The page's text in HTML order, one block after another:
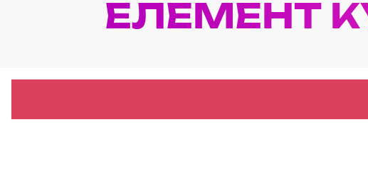
ЕЛЕМЕНТ